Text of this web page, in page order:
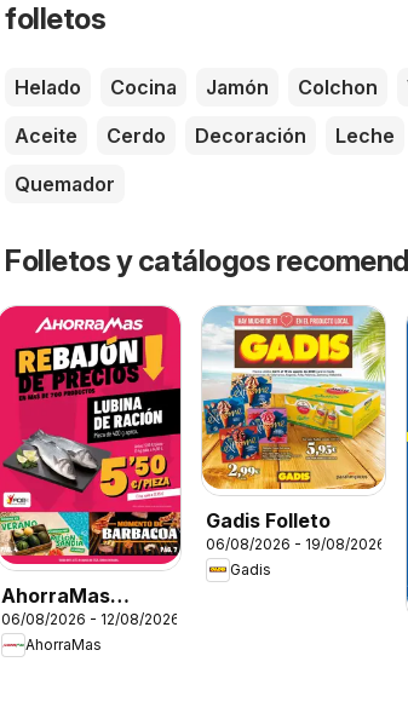
folletos
Helado Cocina Jamón Colchon
Aceite
Cerdo Decoración Leche
Quemador
Folletos y catálogos
AhorraMas
Folleto
06/08/2026 - 12/08/2026
AhorraMas
Gadis Folleto
06/08/2026 - 19/08/2026
Gadis